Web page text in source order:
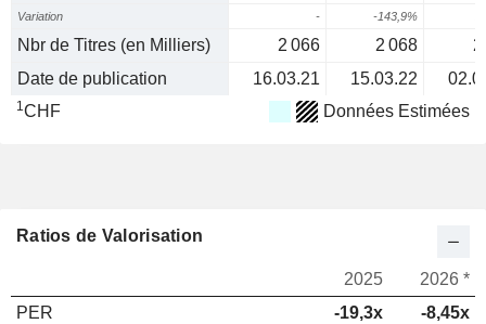
Variation - -143,9%
Nbr de Titres (en Milliers) 2 066 2 068
Date de publication
16.03.21 15.03.22
1CHF Données Estimées
Ratios de Valorisation
2025
2026 *
PER
-19,3x -8,45x